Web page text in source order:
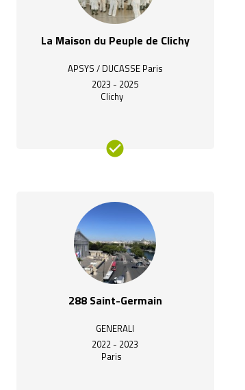
La Maison du Peuple de Clichy
APSYS / DUCASSE Paris
2023 - 2025
Clichy
288 Saint-Germain
GENERALI
2022 - 2023
Paris